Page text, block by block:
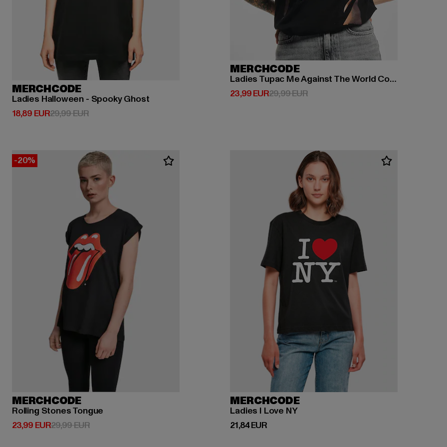
MERCHCODE
Ladies Halloween - Spooky Ghost
18,89 EUR
Derzeitiger Preis: 18,89 EUR
29,99 EURAktionspreis: 29,99 EUR
MERCHCODE
Ladies Tupac Me Against The World Cover
23,99 EUR
Derzeitiger Preis: 23,99 EUR
29,99 EURAktionspreis: 29,99 EUR
-20%
MERCHCODE
Rolling Stones Tongue
23,99 EUR
Derzeitiger Preis: 23,99 EUR
29,99 EURAktionspreis: 29,99 EUR
MERCHCODE
Ladies I Love NY
21,84 EUR
Derzeitiger Preis: 21,84 EUR